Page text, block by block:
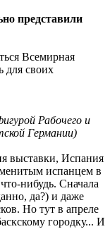
представили
Всемирная
для своих
Рабочего и
Германии)
выставки, Испания
испанцем в
нибудь. Сначала
да?) и даже
Но тут в апреле
городку... И